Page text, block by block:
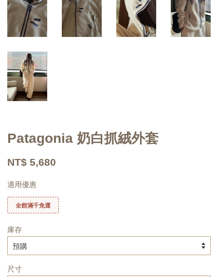
Patagonia 奶白抓絨外套
NT$ 5,680
適用優惠
全館滿千免運
庫存
尺寸